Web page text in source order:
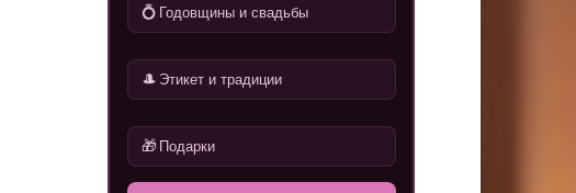
💍 Годовщины и свадьбы
🎩 Этикет и традиции
🎁 Подарки